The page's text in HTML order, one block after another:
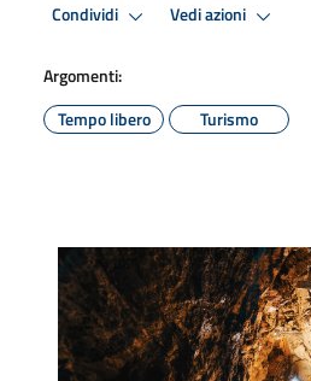
Condividi Vedi azioni
Argomenti:
Tempo libero
Turismo